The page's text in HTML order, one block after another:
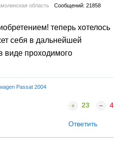
область Сообщений: 21858
теперь хотелось
себя в дальнейшей
виде проходимого
Passat 2004
23 4
Ответить